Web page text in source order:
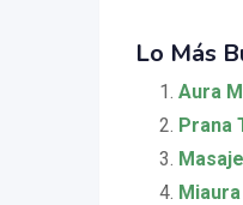
Lo Más
Aura
Prana